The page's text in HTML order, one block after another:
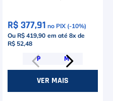
R$ 377,91 no PIX (-10%)
Ou R$ 419,90 em até 8x de
R$ 52,48
P M
VER MAIS